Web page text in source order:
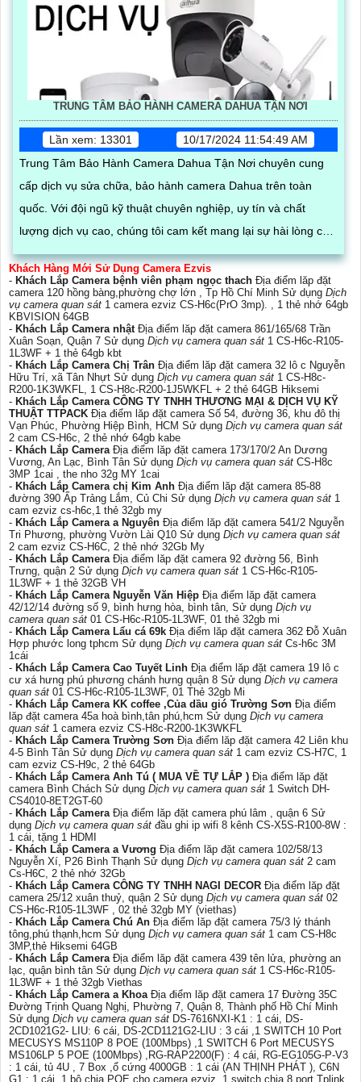
TRUNG TÂM BẢO HÀNH CAMERA DAHUA TẬN NƠI
Lần xem: 13301
10/17/2024 11:54:49 AM
Trung Tâm Bảo Hành Camera Dahua Tận Nơi chuyên cung
cấp dịch vụ sửa chữa, bảo hành camera Dahua trên toàn
quốc. Với đội ngũ kỹ thuật chuyên nghiệp, uy tín và chất
lượng dịch vụ cao, chúng tôi cam kết mang lại sự hài lòng cho
khách hàng
Khách Hàng Mới Sử Dụng Camera Ezvis
- Khách Lắp Camera bệnh viên phạm ngọc thach Địa điểm lăp đặt
camera 120 hồng bàng,phường chợ lớn , Tp Hồ Chí Minh Sử dụng Dịch
vụ camera quan sát 1 camera ezviz CS-H6c(PrO 3mp). , 1 thẻ nhớ 64gb
KBVISION 64GB
- Khách Lắp Camera nhậtĐịa điểm lăp đặt camera 861/165/68 Trần
Xuân Soạn, Quận 7 Sử dụng Dịch vụ camera quan sát 1 CS-H6c-R105-
1L3WF + 1 thẻ 64gb kbt
- Khách Lắp Camera Chị Trân Địa điểm lăp đặt camera 32 lô c Nguyễn
Hữu Trí, xã Tân Nhựt Sử dụng Dịch vụ camera quan sát 1 CS-H8c-
R200-1K3WKFL, 1 CS-H8c-R200-1J5WKFL + 2 thẻ 64GB Hiksemi
- Khách Lắp Camera CÔNG TY TNHH THƯƠNG MẠI & DỊCH VỤ KỸ
THUẬT TTPACK Địa điểm lăp đặt camera Số 54, đường 36, khu đô thị
Vạn Phúc, Phường Hiệp Bình, HCM Sử dụng Dịch vụ camera quan sát
2 cam CS-H6c, 2 thẻ nhớ 64gb kabe
- Khách Lắp Camera Địa điểm lăp đặt camera 173/170/2 An Dương
Vương, An Lạc, Bình Tân Sử dụng Dịch vụ camera quan sát CS-H8c
3MP 1cai , the nho 32g MY 1cai
- Khách Lắp Camera chị Kim Anh Địa điểm lăp đặt camera 85-88
đường 390 Ấp Trảng Lắm, Củ Chi Sử dụng Dịch vụ camera quan sát 1
cam ezviz cs-h6c,1 thẻ 32gb my
- Khách Lắp Camera a Nguyên Địa điểm lăp đặt camera 541/2 Nguyễn
Tri Phương, phường Vườn Lài Q10 Sử dụng Dịch vụ camera quan sát
2 cam ezviz CS-H6C, 2 thẻ nhớ 32Gb My
- Khách Lắp Camera Địa điểm lăp đặt camera 92 đường 56, Bình
Trưng, quận 2 Sử dụng Dịch vụ camera quan sát 1 CS-H6c-R105-
1L3WF + 1 thẻ 32GB VH
- Khách Lắp Camera Nguyễn Văn Hiệp Địa điểm lăp đặt camera
42/12/14 đường số 9, bình hưng hòa, bình tân, Sử dụng Dịch vụ
camera quan sát 01 CS-H6c-R105-1L3WF, 01 thẻ 32gb mi
- Khách Lắp Camera Lẩu cá 69k Địa điểm lăp đặt camera 362 Đỗ Xuân
Hợp phước long tphcm Sử dụng Dịch vụ camera quan sát Cs-h6c 3M
1cái
- Khách Lắp Camera Cao Tuyết Linh Địa điểm lăp đặt camera 19 lô c
cư xá hưng phú phương chánh hưng quận 8 Sử dụng Dịch vụ camera
quan sát 01 CS-H6c-R105-1L3WF, 01 Thẻ 32gb Mi
- Khách Lắp Camera KK coffee ,Của dầu gió Trường Sơn Địa điểm
lăp đặt camera 45a hoà bình,tân phú,hcm Sử dụng Dịch vụ camera
quan sát 1 camera ezviz CS-H8c-R200-1K3WKFL
- Khách Lắp Camera Trường Sơn Địa điểm lăp đặt camera 42 Liên khu
4-5 Bình Tân Sử dụng Dịch vụ camera quan sát 1 cam ezviz CS-H7C, 1
cam ezviz CS-H9c, 2 thẻ 64Gb
- Khách Lắp Camera Anh Tú ( MUA VỀ TỰ LẮP ) Địa điểm lăp đặt
camera Bình Chách Sử dụng Dịch vụ camera quan sát 1 Switch DH-
CS4010-8ET2GT-60
- Khách Lắp Camera Địa điểm lăp đặt camera phú lâm , quận 6 Sử
dụng Dịch vụ camera quan sát đầu ghi ip wifi 8 kênh CS-X5S-R100-8W :
1 cái, tặng 1 HDMI
- Khách Lắp Camera a Vương Địa điểm lăp đặt camera 102/58/13
Nguyễn Xí, P26 Bình Thạnh Sử dụng Dịch vụ camera quan sát 2 cam
Cs-H6C, 2 thẻ nhớ 32Gb
- Khách Lắp Camera CÔNG TY TNHH NAGI DECOR Địa điểm lăp đặt
camera 25/12 xuân thuỷ, quận 2 Sử dụng Dịch vụ camera quan sát 02
CS-H6c-R105-1L3WF , 02 thẻ 32gb MY (viethas)
- Khách Lắp Camera Chú An Địa điểm lăp đặt camera 75/3 lý thánh
tông,phú thạnh,hcm Sử dụng Dịch vụ camera quan sát 1 cam CS-H8c
3MP,thẻ Hiksemi 64GB
- Khách Lắp Camera Địa điểm lăp đặt camera 439 tên lửa, phường an
lạc, quận bình tân Sử dụng Dịch vụ camera quan sát 1 CS-H6c-R105-
1L3WF + 1 thẻ 32gb Viethas
- Khách Lắp Camera a KhoaĐịa điểm lăp đặt camera 17 Đường 35C
Đường Trịnh Quang Nghị, Phường 7, Quận 8, Thành phố Hồ Chí Minh
Sử dụng Dịch vụ camera quan sát DS-7616NXI-K1 : 1 cái, DS-
2CD1021G2- LIU: 6 cái, DS-2CD1121G2-LIU : 3 cái ,1 SWITCH 10 Port
MECUSYS MS110P 8 POE (100Mbps) ,1 SWITCH 6 Port MECUSYS
MS106LP 5 POE (100Mbps) ,RG-RAP2200(F) : 4 cái, RG-EG105G-P-V3
: 1 cái, tủ 4U , 7 Box ,ổ cứng 4000GB : 1 cái (AN THỊNH PHÁT ), C6N
G1 : 1 cái, 1 bộ chia POE cho camera ezviz, 1 switch chia 8 port Tplink